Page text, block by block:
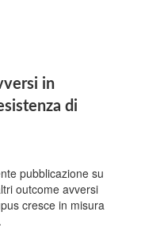
in
di
pubblicazione su
outcome avversi
cresce in misura